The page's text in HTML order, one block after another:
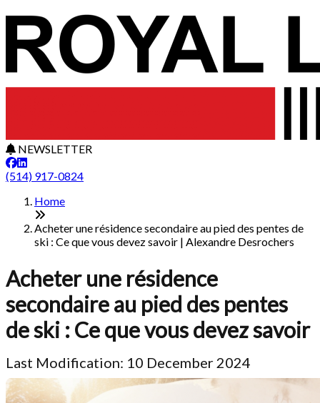
NEWSLETTER
(514) 917-0824
Home
Acheter une résidence secondaire au pied des pentes de
ski : Ce que vous devez savoir | Alexandre Desrochers
Acheter une résidence
secondaire au pied des pentes
de ski : Ce que vous devez savoir
Last Modification: 10 December 2024